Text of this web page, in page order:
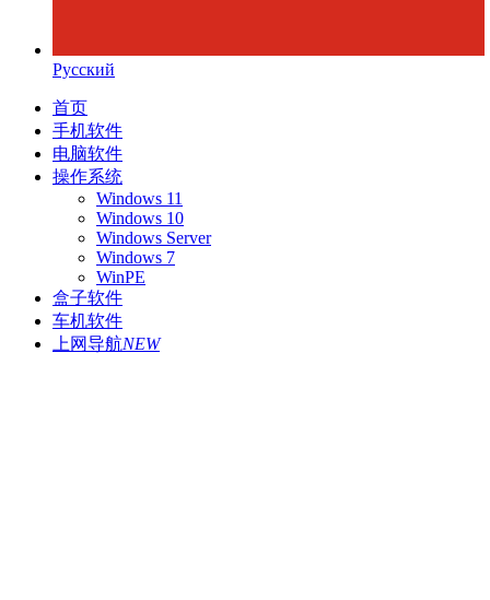
Русский
首页
手机软件
电脑软件
操作系统
Windows 11
Windows 10
Windows Server
Windows 7
WinPE
盒子软件
车机软件
上网导航NEW